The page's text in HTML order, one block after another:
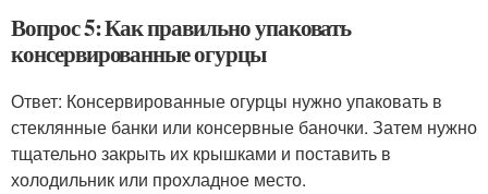
Вопрос 5: Как правильно упаковать
консервированные огурцы
Ответ: Консервированные огурцы нужно упаковать в
стеклянные банки или консервные баночки. Затем нужно
тщательно закрыть их крышками и поставить в
холодильник или прохладное место.